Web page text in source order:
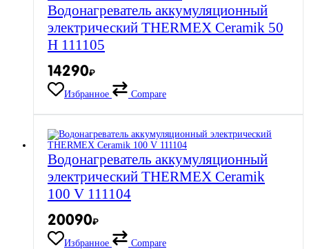
Водонагреватель аккумуляционный
электрический THERMEX Ceramik 50
H 111105
14290₽
Избранное Compare
Водонагреватель аккумуляционный
электрический THERMEX Ceramik
100 V 111104
20090₽
Избранное Compare